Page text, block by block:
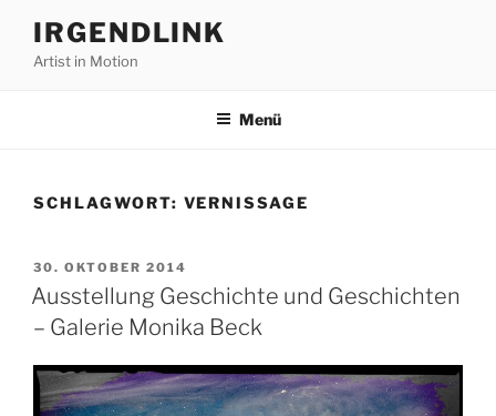
Inhalt
springen
IRGENDLINK
Artist in Motion
Menü
SCHLAGWORT: VERNISSAGE
VERÖFFENTLICHT
AM
30. OKTOBER 2014
Ausstellung Geschichte und Geschichten
– Galerie Monika Beck